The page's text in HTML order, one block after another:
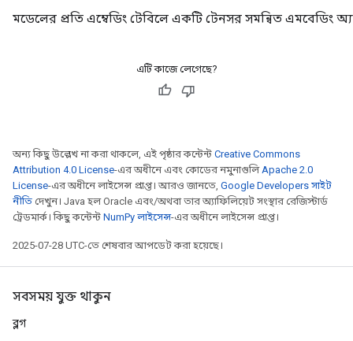
মডেলের প্রতি এম্বেডিং টেবিলে একটি টেনসর সমন্বিত এমবেডিং
এটি কাজে লেগেছে?
অন্য কিছু উল্লেখ না করা থাকলে, এই পৃষ্ঠার কন্টেন্ট Creative Commons
Attribution 4.0 License-এর অধীনে এবং কোডের নমুনাগুলিApache 2.0
License-এর অধীনে লাইসেন্স প্রাপ্ত। আরও জানতে, Google Developers সাইট
নীতি দেখুন। Java হল Oracle এবং/অথবা তার অ্যাফিলিয়েট সংস্থার রেজিস্টার্ড
ট্রেডমার্ক। কিছু কন্টেন্ট NumPy লাইসেন্স-এর অধীনে লাইসেন্স প্রাপ্ত।
2025-07-28 UTC-তে শেষবার আপডেট করা হয়েছে।
সবসময় যুক্ত থাকুন
ব্লগ